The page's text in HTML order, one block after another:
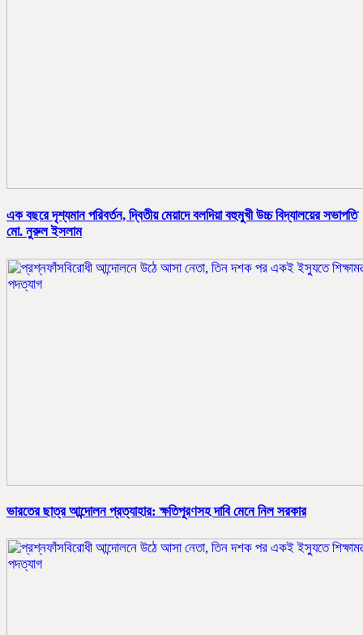
এক বছরে দৃশ্যমান পরিবর্তন, দ্বিতীয় মেয়াদে বলদিয়া বহুমুখী উচ্চ বিদ্যালয়ের সভাপতি
মো. নুরুল ইসলাম
ভারতের ছাত্র আন্দোলন প্রত্যাহার: ক্ষতিপূরণসহ দাবি মেনে নিল সরকার